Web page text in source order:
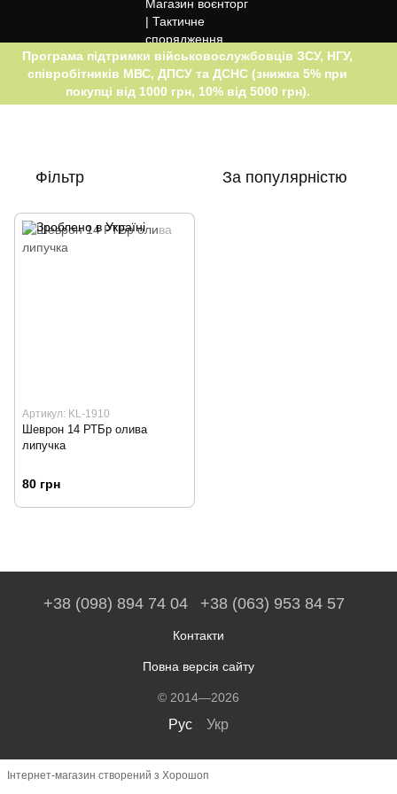
Програма підтримки військовослужбовців ЗСУ, НГУ,
співробітників МВС, ДПСУ та ДСНС (знижка 5% при
покупці від 1000 грн, 10% від 5000 грн).
Фільтр За популярністю
Артикул: KL-1910
Шеврон 14 РТБр олива
липучка
80 грн
+38 (098) 894 74 04 +38 (063) 953 84 57
Контакти
Повна версія сайту
© 2014—2026
Рус Укр
Інтернет-магазин створений з Хорошоп